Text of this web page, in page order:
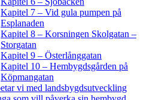
Kapitel 7 – Vid gula pumpen på
Esplanaden
Kapitel 8 – Korsningen Skolgatan –
Storgatan
Kapitel 9 – Österlånggatan
Kapitel 10 – Hembygdsgården på
Köpmangatan
vi med landsbygdsutveckling